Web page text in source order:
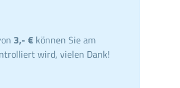
3,- € können Sie am
wird, vielen Dank!